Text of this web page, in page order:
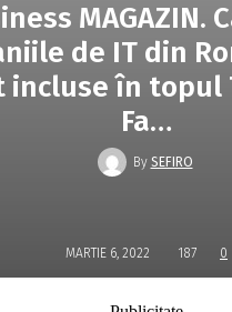
MAGAZIN.
de IT din
incluse în topul
Fa…
By SEFIRO
MARTIE 6, 2022 187 0